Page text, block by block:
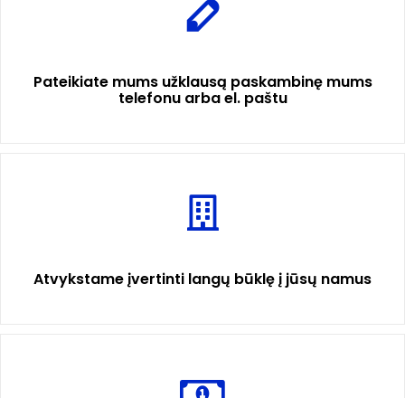
Pateikiate mums užklausą paskambinę mums
telefonu arba el. paštu
Atvykstame įvertinti langų būklę į jūsų namus